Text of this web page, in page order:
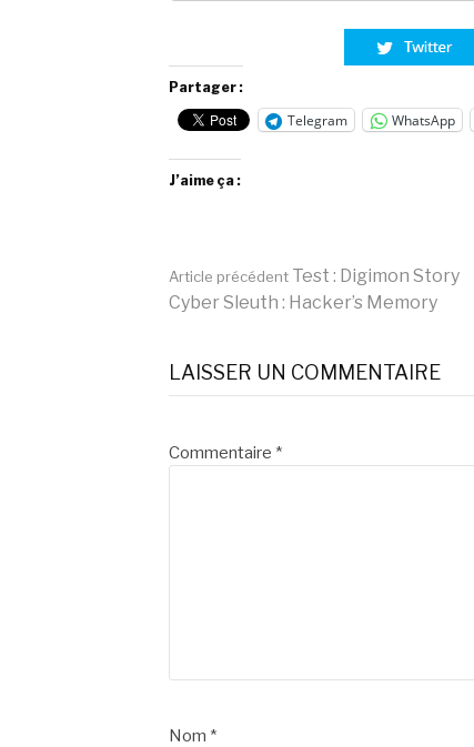
Partager :
Telegram WhatsApp
J’aime ça :
Lire
la
suite
Article précédent Test : Digimon Story
Cyber Sleuth : Hacker’s Memory
LAISSER UN COMMENTAIRE
Commentaire *
Nom *